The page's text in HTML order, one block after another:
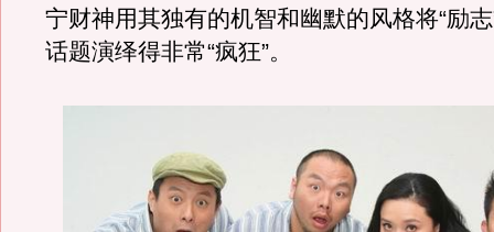
宁财神用其独有的机智和幽默的风格将“励
话题演绎得非常“疯狂”。